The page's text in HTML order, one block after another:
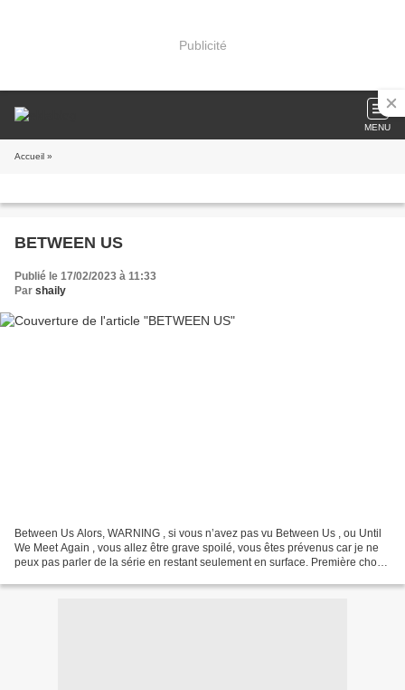
Publicité
MENU
Accueil »
BETWEEN US
Publié le 17/02/2023 à 11:33
Par shaily
Between Us Alors, WARNING , si vous n’avez pas vu Between Us , ou Until
We Meet Again , vous allez être grave spoilé, vous êtes prévenus car je ne
peux pas parler de la série en restant seulement en surface. Première chose